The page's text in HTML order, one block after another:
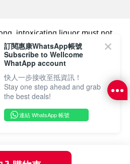
intoxicating liquor must not
(under 18) in the course of
中，向未成年人 (18 歲以下人士)
零售集團
The Dairy Farm Company
訂閱惠康WhatsApp帳號
Subscribe to Wellcome
WhatApp account
快人一步接收至抵資訊！
Stay one step ahead and grab
the best deals!
連結 WhatsApp 帳號